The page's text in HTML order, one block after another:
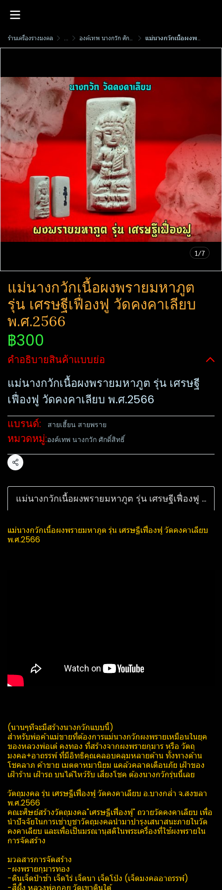
ร้านเครื่องรางมงคล ... องค์เทพ นางกวัก ศักดิ์สิทธิ์ แม่นางกวักเนื้อผงพรายมหาภูต​ รุ่น เศรษฐี​เฟื่องฟู​ วัดคงคาเลียบ พ.ศ.2566
1/7
แม่นางกวักเนื้อผงพรายมหาภูต​
รุ่น เศรษฐี​เฟื่องฟู​ วัดคงคาเลียบ
พ.ศ.2566
฿300
คำอธิบายสินค้าแบบย่อ
แม่นางกวักเนื้อผงพรายมหาภูต​ รุ่น เศรษฐี​
เฟื่องฟู​ วัดคงคาเลียบ พ.ศ.2566
แบรนด์: สายเฮี้ยน สายพราย
หมวดหมู่:องค์เทพ นางกวัก ศักดิ์สิทธิ์
แชร์
แม่นางกวักเนื้อผงพรายมหาภูต​ รุ่น เศรษฐี​เฟื่องฟู​ วัดคงคาเลียบ พ.ศ.2566
แม่นางกวักเนื้อผงพรายมหาภูต​ รุ่น เศรษฐี​เฟื่องฟู​ วัดคงคาเลียบ
พ.ศ.2566
(นานๆทีจะมีสร้างนางกวักแบบนี้)
สำหรับพ่อค้าแม่ขายที่ต้องการแม่นางกวักผงพรายเหมือนในยุค
ของหลวงพ่อเต๋​ คงทอง​ ที่สร้างจากผงพรายกุมาร​ หรือ​ วัตถุ
มงคล+อาถรรพ์​ ที่มีอิทธิคุณ​คลอบคลุมหลายด้าน​ ทั้งทางด้าน
โชคลาภ​ ค้าขาย​ เมตตา​หมานิยม​ แคล้วคลาด​เตือนภัย​ เฝ้าของ​
เฝ้าร้าน​ เฝ้ารถ บนได้ไหว้รับ​ เสี่ยงโชค ต้องนางกวักรุ่นนี้เลย
วัตถุมงคล รุ่น เศรษฐี​เฟื่องฟู​ วัดคงคาเลียบ อ.บางกล่ำ จ.สงขลา
พ.ศ.2566
คณะศิษย์​สร้างวัตถุมงคล"เศรษฐี​เฟื่องฟู" ถวายวัดคงคาเลียบ เพื่อ
นำปัจจัยในการเช่าบูชาวัตถุมงคลนำมาบำรุงเสนา​สนะภายในวัด
คงคาเลียบ และเพื่อเป็นมรณานุสติ​ในพระเครื่องที่ใช้ผงพรายใน
การจัดสร้าง
มวลสารการจัดสร้าง
-ผงพรายกุมารทอง
-ดินเจ็ดป่าช้า เจ็ดไร่ เจ็ดนา เจ็ดโป่ง (เจ็ดมงคลอาถรรพ์​)